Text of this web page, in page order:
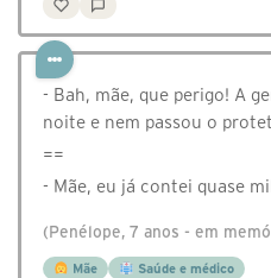
- Bah, mãe, que perigo! A
noite e nem passou o
==
- Mãe, eu já contei quase
(Penélope, 7 anos - em
Mãe Saúde e médico